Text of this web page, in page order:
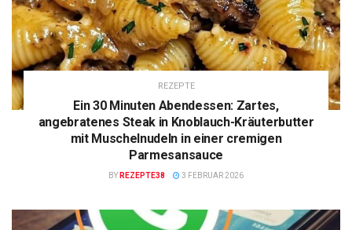
REZEPTE
Ein 30 Minuten Abendessen: Zartes,
angebratenes Steak in Knoblauch-Kräuterbutter
mit Muschelnudeln in einer cremigen
Parmesansauce
BY REZEPTE38 3 FEBRUAR 2026